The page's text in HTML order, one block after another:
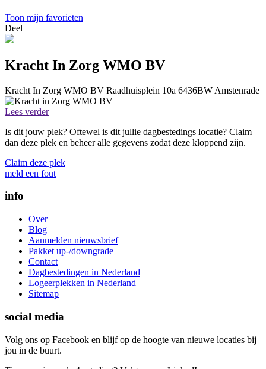
Toon mijn favorieten
Deel
Kracht In Zorg WMO BV
Kracht In Zorg WMO BV Raadhuisplein 10a 6436BW Amstenrade
Lees verder
Is dit jouw plek? Oftewel is dit jullie dagbestedings locatie? Claim
dan deze plek en beheer alle gegevens zodat deze kloppend zijn.
Claim deze plek
meld een fout
info
Over
Blog
Aanmelden nieuwsbrief
Pakket up-/downgrade
Contact
Dagbestedingen in Nederland
Logeerplekken in Nederland
Sitemap
social media
Volg ons op Facebook en blijf op de hoogte van nieuwe locaties bij
jou in de buurt.